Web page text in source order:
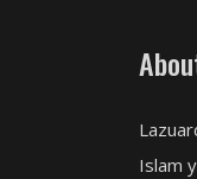
Islam